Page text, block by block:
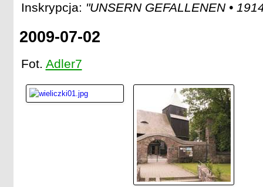
Inskrypcja: "UNSERN GEFALLENEN •
2009-07-02
Fot. Adler7